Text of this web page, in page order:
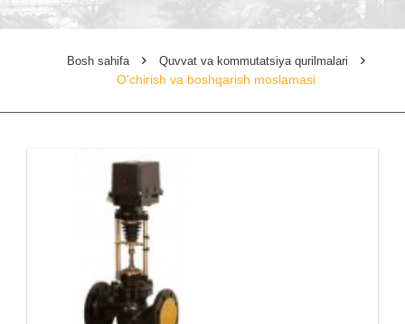
Bosh sahifa Quvvat va kommutatsiya qurilmalari
O'chirish va boshqarish moslamasi